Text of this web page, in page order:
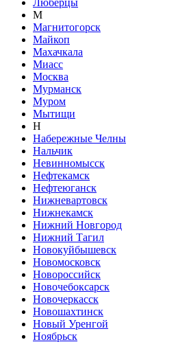
Люберцы
М
Магнитогорск
Майкоп
Махачкала
Миасс
Москва
Мурманск
Муром
Мытищи
Н
Набережные Челны
Нальчик
Невинномысск
Нефтекамск
Нефтеюганск
Нижневартовск
Нижнекамск
Нижний Новгород
Нижний Тагил
Новокуйбышевск
Новомосковск
Новороссийск
Новочебоксарск
Новочеркасск
Новошахтинск
Новый Уренгой
Ноябрьск